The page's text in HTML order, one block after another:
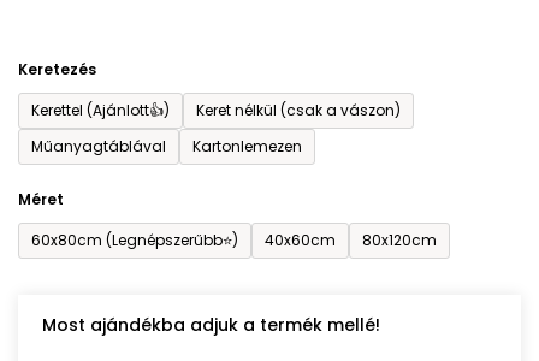
Keretezés
Kerettel (Ajánlott👍)
Keret nélkül (csak a vászon)
Műanyagtáblával
Kartonlemezen
Méret
60x80cm (Legnépszerűbb⭐)
40x60cm 80x120cm
Most ajándékba adjuk a termék mellé!